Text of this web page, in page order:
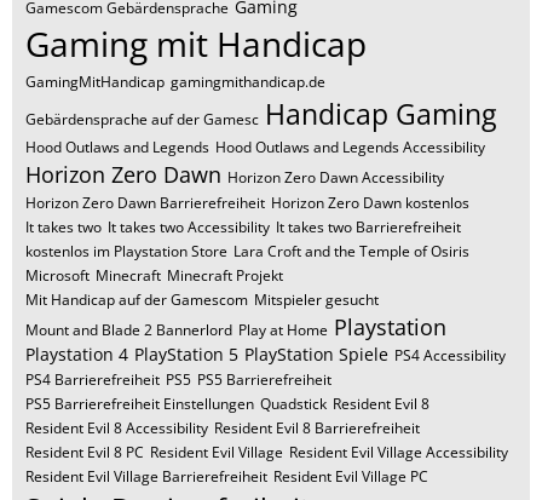
Gamescom Gebärdensprache Gaming
Gaming mit Handicap
GamingMitHandicap gamingmithandicap.de
Gebärdensprache auf der Gamesc Handicap Gaming
Hood Outlaws and Legends Hood Outlaws and Legends Accessibility
Horizon Zero Dawn Horizon Zero Dawn Accessibility
Horizon Zero Dawn Barrierefreiheit Horizon Zero Dawn kostenlos
It takes two It takes two Accessibility It takes two Barrierefreiheit
kostenlos im Playstation Store Lara Croft and the Temple of Osiris
Microsoft Minecraft Minecraft Projekt
Mit Handicap auf der Gamescom Mitspieler gesucht
Mount and Blade 2 Bannerlord Play at Home Playstation
Playstation 4 PlayStation 5 PlayStation Spiele PS4 Accessibility
PS4 Barrierefreiheit PS5 PS5 Barrierefreiheit
PS5 Barrierefreiheit Einstellungen Quadstick Resident Evil 8
Resident Evil 8 Accessibility Resident Evil 8 Barrierefreiheit
Resident Evil 8 PC Resident Evil Village Resident Evil Village Accessibility
Resident Evil Village Barrierefreiheit Resident Evil Village PC